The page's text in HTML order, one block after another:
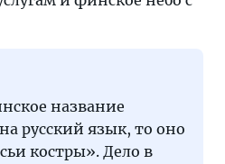
название
русский язык, то оно
костры». Дело в